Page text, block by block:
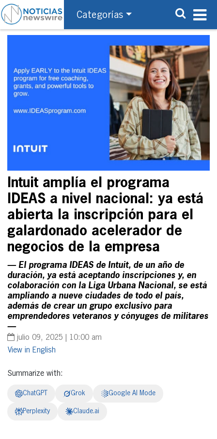
Categorías
Intuit amplía el programa
IDEAS a nivel nacional: ya está
abierta la inscripción para el
galardonado acelerador de
negocios de la empresa
— El programa IDEAS de Intuit, de un año de
duración, ya está aceptando inscripciones y, en
colaboración con la Liga Urbana Nacional, se está
ampliando a nueve ciudades de todo el país,
además de crear un grupo exclusivo para
emprendedores veteranos y cónyuges de militares
—
julio 09, 2025 | 10:00 am
English
Summarize with:
ChatGPT Grok Google AI Mode
Perplexity Claude.ai